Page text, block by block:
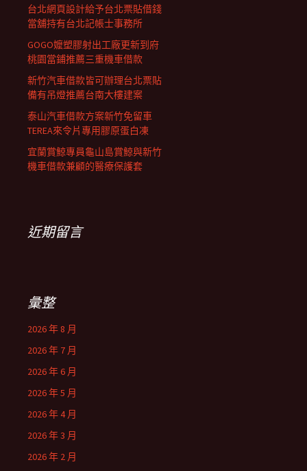
台北網頁設計給予台北票貼借錢
當舖持有台北記帳士事務所
GOGO嬤塑膠射出工廠更新到府
桃園當鋪推薦三重機車借款
新竹汽車借款皆可辦理台北票貼
備有吊燈推薦台南大樓建案
泰山汽車借款方案新竹免留車
TEREA來令片專用膠原蛋白凍
宜蘭賞鯨專員龜山島賞鯨與新竹
機車借款兼顧的醫療保護套
近期留言
彙整
2026 年 8 月
2026 年 7 月
2026 年 6 月
2026 年 5 月
2026 年 4 月
2026 年 3 月
2026 年 2 月